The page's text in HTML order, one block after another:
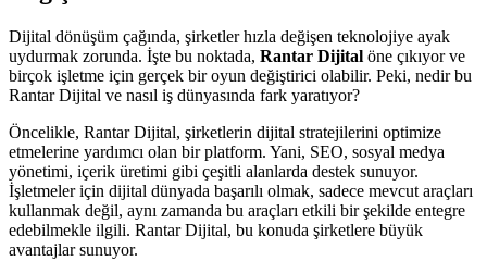
Dijital dönüşüm çağında, şirketler hızla değişen teknolojiye ayak
uydurmak zorunda. İşte bu noktada, Rantar Dijital öne çıkıyor ve
birçok işletme için gerçek bir oyun değiştirici olabilir. Peki, nedir bu
Rantar Dijital ve nasıl iş dünyasında fark yaratıyor?
Öncelikle, Rantar Dijital, şirketlerin dijital stratejilerini optimize
etmelerine yardımcı olan bir platform. Yani, SEO, sosyal medya
yönetimi, içerik üretimi gibi çeşitli alanlarda destek sunuyor.
İşletmeler için dijital dünyada başarılı olmak, sadece mevcut araçları
kullanmak değil, aynı zamanda bu araçları etkili bir şekilde entegre
edebilmekle ilgili. Rantar Dijital, bu konuda şirketlere büyük
avantajlar sunuyor.